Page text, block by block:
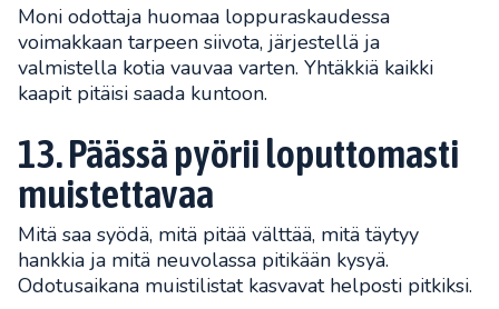
Moni odottaja huomaa loppuraskaudessa
voimakkaan tarpeen siivota, järjestellä ja
valmistella kotia vauvaa varten. Yhtäkkiä kaikki
kaapit pitäisi saada kuntoon.
13. Päässä pyörii loputtomasti
muistettavaa
Mitä saa syödä, mitä pitää välttää, mitä täytyy
hankkia ja mitä neuvolassa pitikään kysyä.
Odotusaikana muistilistat kasvavat helposti pitkiksi.